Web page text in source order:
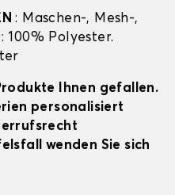
: Maschen-, Mesh-,
100% Polyester.
Ihnen gefallen.
personalisiert
wenden Sie sich